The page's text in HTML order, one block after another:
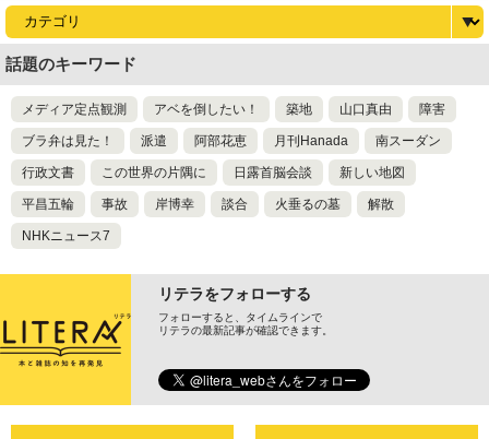
話題のキーワード
メディア定点観測 アベを倒したい！ 築地 山口真由 障害
ブラ弁は見た！ 派遣 阿部花恵 月刊Hanada 南スーダン
行政文書 この世界の片隅に 日露首脳会談 新しい地図
平昌五輪 事故 岸博幸 談合 火垂るの墓 解散
NHKニュース7
リテラをフォローする
フォローすると、タイムラインで
リテラの最新記事が確認できます。